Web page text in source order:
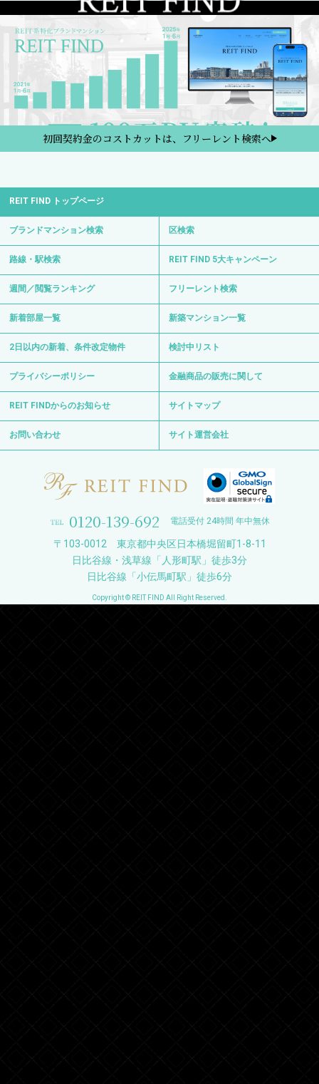
初回契約金のコストカットは、フリーレント検索へ
REIT FIND トップページ
ブランドマンション検索 区検索
路線・駅検索 REIT FIND 5大キャンペーン
週間／閲覧ランキング フリーレント検索
新着部屋一覧 新築マンション一覧
2日以内の新着、条件改定物件 検討中リスト
プライバシーポリシー 金融商品の販売に関して
REIT FINDからのお知らせ サイトマップ
お問い合わせ サイト運営会社
0120-139-692 電話受付 24時間 年中無休
〒103-0012 東京都中央区日本橋堀留町1-8-11
日比谷線・浅草線「人形町駅」徒歩3分
日比谷線「小伝馬町駅」徒歩6分
Copyright © REIT FIND All Right Reserved.